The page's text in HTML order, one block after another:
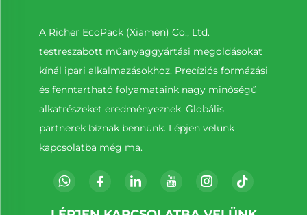
A Richer EcoPack (Xiamen) Co., Ltd.
testreszabott műanyaggyártási megoldásokat
kínál ipari alkalmazásokhoz. Precíziós formázási
és fenntartható folyamataink nagy minőségű
alkatrészeket eredményeznek. Globális
partnerek bíznak bennünk. Lépjen velünk
kapcsolatba még ma.